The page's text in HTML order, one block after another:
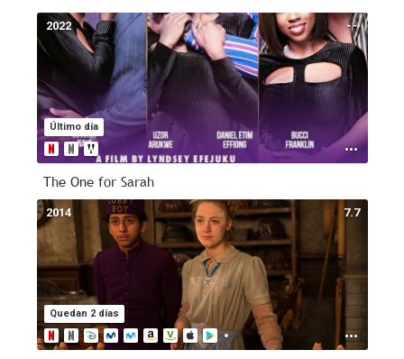
--
Último día
2022
The One for Sarah
7.7
Quedan 2 días
2014